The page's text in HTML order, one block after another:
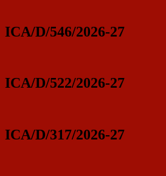
ICA/D/546/2026-27
ICA/D/522/2026-27
ICA/D/317/2026-27